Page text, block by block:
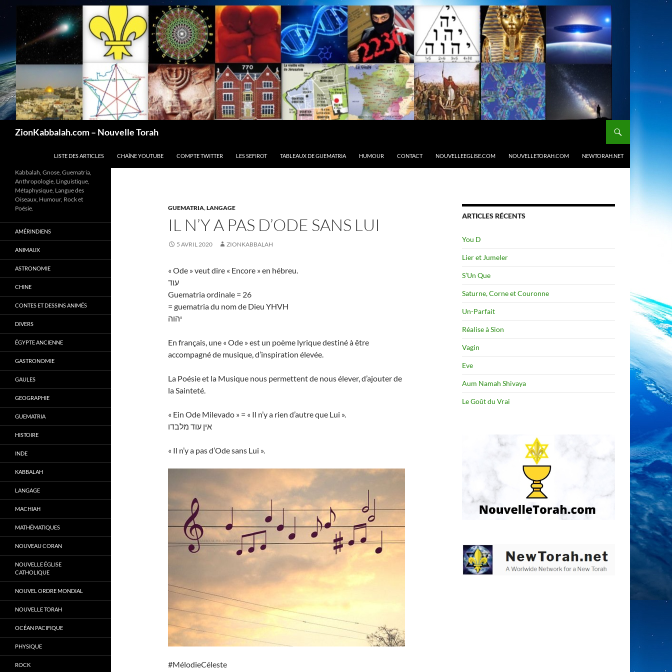
ZionKabbalah.com – Nouvelle Torah
LISTE DES ARTICLES
CHAÎNE YOUTUBE COMPTE TWITTER LES SEFIROT TABLEAUX DE GUEMATRIA HUMOUR CONTACT NOUVELLEEGLISE.COM NOUVELLETORAH.COM NEWTORAH.NET
GUEMATRIA,LANGAGE
IL N’Y A PAS D’ODE SANS LUI
5 AVRIL 2020 ZIONKABBALAH
« Ode » veut dire « Encore » en hébreu.
עוד
Guematria ordinale = 26
= guematria du nom de Dieu YHVH
יהוה
En français, une « Ode » est un poème lyrique destiné à être
accompagné de musique, d’inspiration élevée.
La Poésie et la Musique nous permettent de nous élever, d’ajouter de
la Sainteté.
« Ein Ode Milevado » = « Il n’y a rien d’autre que Lui ».
אין עוד מלבדו
« Il n’y a pas d’Ode sans Lui ».
#MélodieCéleste
ARTICLES RÉCENTS
You D
Lier et Jumeler
S’Un Que
Saturne, Corne et Couronne
Un-Parfait
Réalise à Sion
Vagin
Eve
Aum Namah Shivaya
Le Goût du Vrai
Kabbalah, Gnose, Guematria,
Anthropologie, Linguistique,
Métaphysique, Langue des
Oiseaux, Humour, Rock et
Poésie.
AMÉRINDIENS
ANIMAUX
ASTRONOMIE
CHINE
CONTES ET DESSINS ANIMÉS
DIVERS
ÉGYPTE ANCIENNE
GASTRONOMIE
GAULES
GEOGRAPHIE
GUEMATRIA
HISTOIRE
INDE
KABBALAH
LANGAGE
MACHIAH
MATHÉMATIQUES
NOUVEAU CORAN
NOUVELLE ÉGLISE
CATHOLIQUE
NOUVEL ORDRE MONDIAL
NOUVELLE TORAH
OCÉAN PACIFIQUE
PHYSIQUE
ROCK